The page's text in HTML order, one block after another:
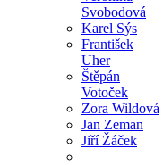
Svobodová
Karel Sýs
František
Uher
Štěpán
Votoček
Zora Wildová
Jan Zeman
Jiří Žáček